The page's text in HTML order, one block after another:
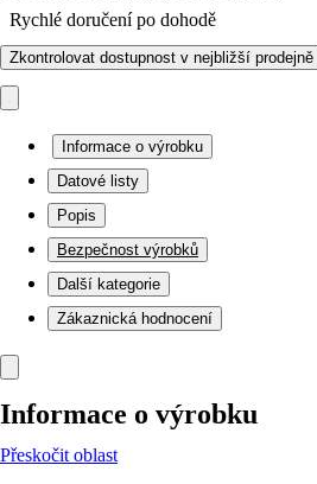
Rychlé doručení po dohodě
Zkontrolovat dostupnost v nejbližší prodejně
Informace o výrobku
Datové listy
Popis
Bezpečnost výrobků
Další kategorie
Zákaznická hodnocení
Informace o výrobku
Přeskočit oblast